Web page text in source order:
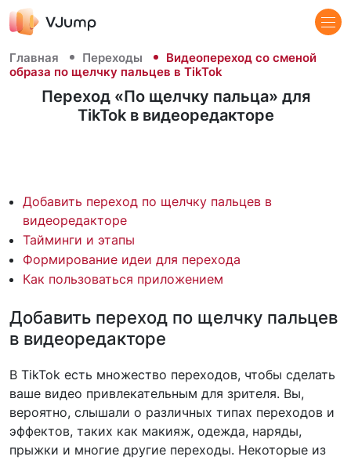
Главная Переходы
Видеопереход со сменой
образа по щелчку пальцев в TikTok
Переход «По щелчку пальца» для
TikTok в видеоредакторе
Добавить переход по щелчку пальцев в
видеоредакторе
Тайминги и этапы
Формирование идеи для перехода
Как пользоваться приложением
Добавить переход по щелчку пальцев
в видеоредакторе
В TikTok есть множество переходов, чтобы сделать
ваше видео привлекательным для зрителя. Вы,
вероятно, слышали о различных типах переходов и
эффектов, таких как макияж, одежда, наряды,
прыжки и многие другие переходы. Некоторые из